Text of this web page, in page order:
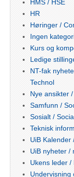
HMS / HSE
HR
Høringer /
Ingen
Kurs og
Ledige
NT-fak
Technol
Nye ansikter
Samfunn /
Sosialt /
Teknisk
UiB Kalender
UiB nyheter /
Ukens leder /
Undervisning